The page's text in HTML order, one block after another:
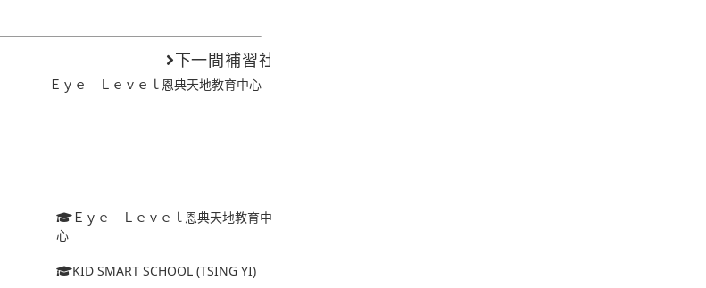
下一間補習社
Ｅｙｅ Ｌｅｖｅｌ恩典天地教育中心
Ｅｙｅ Ｌｅｖｅｌ恩典天地教育中
心
KID SMART SCHOOL (TSING YI)